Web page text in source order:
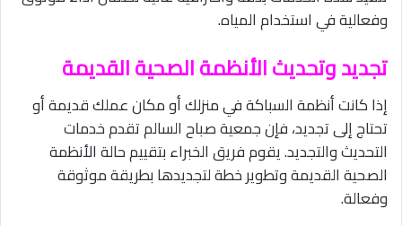
وفعالية في استخدام المياه.
تجديد وتحديث الأنظمة الصحية القديمة
إذا كانت أنظمة السباكة في منزلك أو مكان عملك قديمة أو
تحتاج إلى تجديد، فإن جمعية صباح السالم تقدم خدمات
التحديث والتجديد. يقوم فريق الخبراء بتقييم حالة الأنظمة
الصحية القديمة وتطوير خطة لتجديدها بطريقة موثوقة
وفعالة.